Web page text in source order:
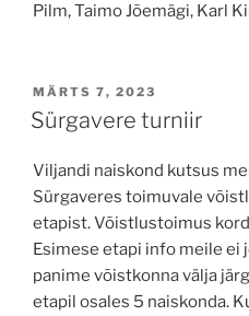
Pilm, Taimo Jõemägi, Karl
POSTED
ON
MÄRTS 7, 2023
Sürgavere turniir
Viljandi naiskond kutsus
Sürgaveres toimuvale
etapist. Võistlustoimus
Esimese etapi info meile ei
panime võistkonna välja
etapil osales 5 naiskonda.